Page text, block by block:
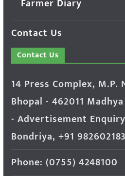
Farmer Diary
Contact Us
Contact Us
14 Press Complex, M.P.
Bhopal - 462011
- Advertisement
Bondriya, +91
Phone: (0755) 4248100